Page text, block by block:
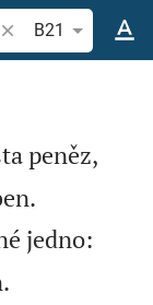
Vyhledat biblický
B21
peněz,
jedno: